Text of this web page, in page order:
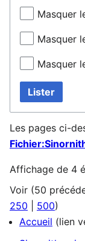
Masquer
Masquer
Masquer
Lister
Les pages ci-
Affichage de 4
Voir (50
250
500)
Accueil (lien